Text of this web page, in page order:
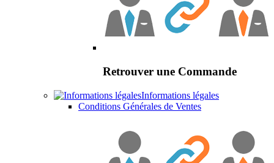
Retrouver une Commande
Informations légales
Conditions Générales de Ventes